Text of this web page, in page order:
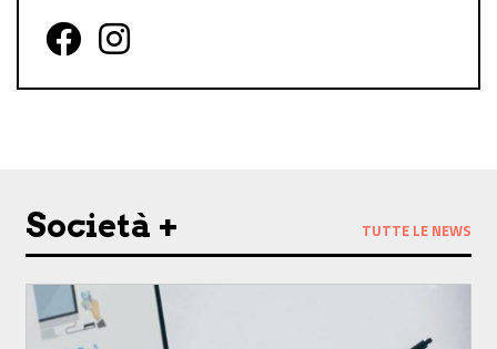
Follow us on Facebook
Follow us on Instagram
Società + TUTTE LE NEWS